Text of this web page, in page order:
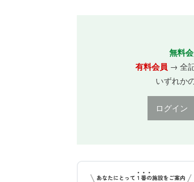
無料
有料会員 → 全
いずれか
ログイン